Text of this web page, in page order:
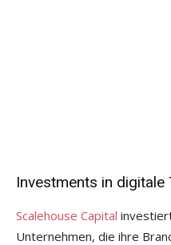
Investments in
Scalehouse Capital
Unternehmen, die ihre